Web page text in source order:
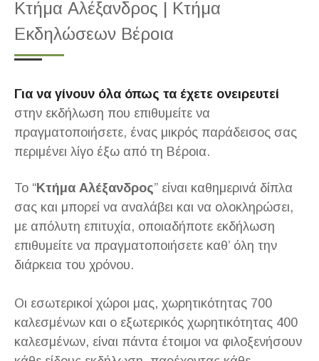
Κτήμα Αλέξανδρος | Κτήμα
Εκδηλώσεων Βέροια
Για να γίνουν όλα όπως τα έχετε ονειρευτεί
στην εκδήλωση που επιθυμείτε να
πραγματοποιήσετε, ένας μικρός παράδεισος σας
περιμένει λίγο έξω από τη Βέροια.
Το “Κτήμα Αλέξανδρος” είναι καθημερινά δίπλα
σας και μπορεί να αναλάβει και να ολοκληρώσει,
με απόλυτη επιτυχία, οποιαδήποτε εκδήλωση
επιθυμείτε να πραγματοποιήσετε καθ’ όλη την
διάρκεια του χρόνου.
Οι εσωτερικοί χώροι μας, χωρητικότητας 700
καλεσμένων και ο εξωτερικός χωρητικότητας 400
καλεσμένων, είναι πάντα έτοιμοι να φιλοξενήσουν